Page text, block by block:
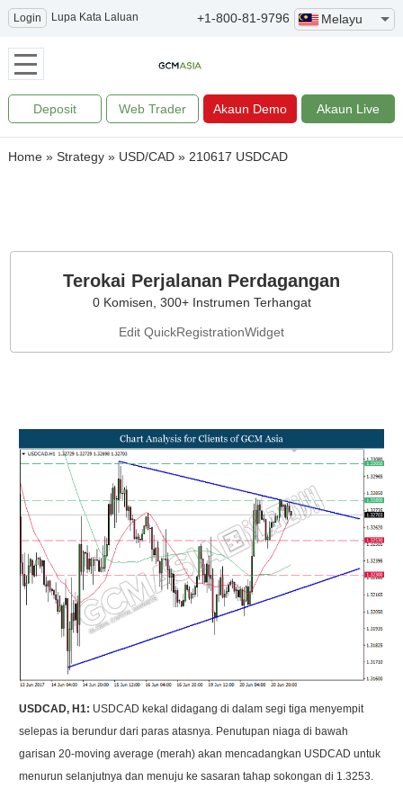
+1-800-81-9796 Melayu
Login Lupa Kata Laluan
Deposit Web Trader Akaun Demo Akaun Live
Home » Strategy » USD/CAD »210617 USDCAD
Terokai Perjalanan Perdagangan
0 Komisen, 300+ Instrumen Terhangat
Edit QuickRegistrationWidget
USDCAD, H1: USDCAD kekal didagang di dalam segi tiga menyempit
selepas ia berundur dari paras atasnya. Penutupan niaga di bawah
garisan 20-moving average (merah) akan mencadangkan USDCAD untuk
menurun selanjutnya dan menuju ke sasaran tahap sokongan di 1.3253.